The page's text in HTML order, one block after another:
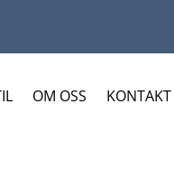
OM OSS KONTAKT